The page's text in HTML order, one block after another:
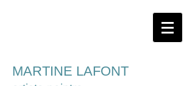
MARTINE LAFONT